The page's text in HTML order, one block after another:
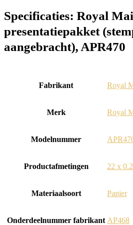
Specificaties: Royal
presentatiepakket
aangebracht), APR470
Fabrikant ‎Royal
Merk ‎Royal
Modelnummer
Productafmetingen ‎22 x
Materiaalsoort ‎Papier
Onderdeelnummer fabrikant ‎AP468